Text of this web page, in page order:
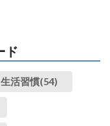
ド
生活習慣(54)